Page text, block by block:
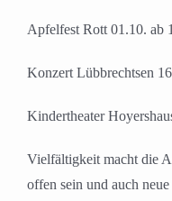
Apfelfest Rott 01.10. ab
Konzert Lübbrechtsen
Kindertheater
Vielfältigkeit macht die
offen sein und auch